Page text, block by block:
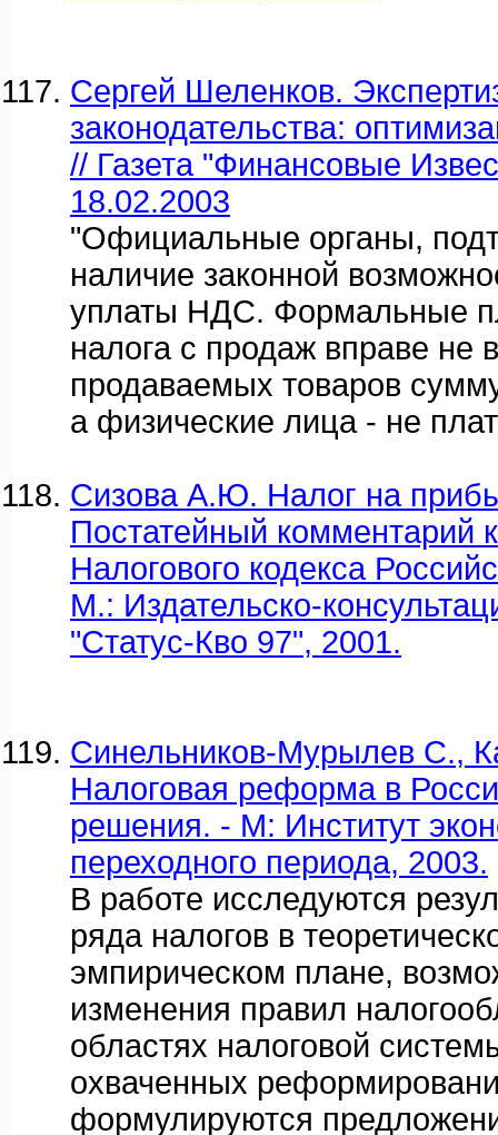
Сергей Шеленков.
законодательства:
// Газета "Финансовые
18.02.2003
"Официальные органы,
наличие законной
уплаты НДС. Формальные
налога с продаж вправе не
продаваемых товаров
а физические лица - не
Сизова А.Ю. Налог на
Постатейный комментарий
Налогового кодекса
М.: Издательско-
"Статус-Кво 97", 2001.
Синельников-Мурылев С.,
Налоговая реформа в
решения. - М: Институт
переходного периода, 2003.
В работе исследуются
ряда налогов в
эмпирическом плане,
изменения правил
областях налоговой
охваченных
формулируются